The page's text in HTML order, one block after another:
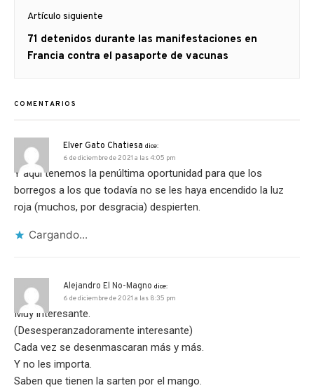
Artículo siguiente
Artículo
siguiente:
71 detenidos durante las manifestaciones en
Francia contra el pasaporte de vacunas
COMENTARIOS
Elver Gato Chatiesa dice:
6 de diciembre de 2021 a las 4:05 pm
Y aquí tenemos la penúltima oportunidad para que los
borregos a los que todavía no se les haya encendido la luz
roja (muchos, por desgracia) despierten.
Cargando...
Alejandro El No-Magno dice:
6 de diciembre de 2021 a las 8:35 pm
Muy interesante.
(Desesperanzadoramente interesante)
Cada vez se desenmascaran más y más.
Y no les importa.
Saben que tienen la sarten por el mango.